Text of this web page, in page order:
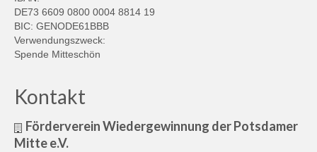
DE73 6609 0800 0004 8814 19
BIC: GENODE61BBB
Verwendungszweck:
Spende Mitteschön
Kontakt
Förderverein Wiedergewinnung der Potsdamer
Mitte e.V.